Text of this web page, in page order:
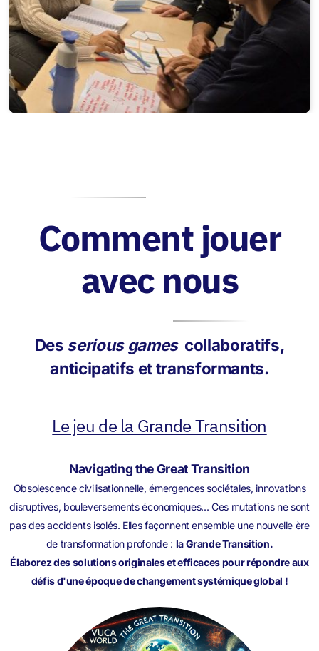
Comment jouer
avec nous
Des serious gamescollaboratifs,
anticipatifs et transformants.
Le jeu de la Grande Transition
Navigating the Great Transition
Obsolescence civilisationnelle, émergences sociétales, innovations
disruptives, bouleversements économiques... Ces mutations ne sont
pas des accidents isolés. Elles façonnent ensemble une nouvelle ère
de transformation profonde : la Grande Transition.
Élaborez des solutions originales et efficaces pour répondre aux
défis d'une époque de changement systémique global !